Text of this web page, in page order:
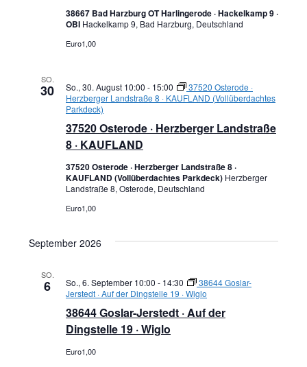
38667 Bad Harzburg OT Harlingerode · Hackelkamp 9 ·
OBI Hackelkamp 9, Bad Harzburg, Deutschland
Euro1,00
SO.
30
37520 Osterode · Herzberger Landstraße
8 · KAUFLAND
So., 30. August 10:00 - 15:00
37520 Osterode ·
Herzberger Landstraße 8 · KAUFLAND (Vollüberdachtes
Parkdeck)
37520 Osterode · Herzberger Landstraße 8 ·
KAUFLAND (Vollüberdachtes Parkdeck) Herzberger
Landstraße 8, Osterode, Deutschland
Euro1,00
September 2026
SO.
6
38644 Goslar-Jerstedt · Auf der
Dingstelle 19 · Wiglo
So., 6. September 10:00 - 14:30
38644 Goslar-
Jerstedt · Auf der Dingstelle 19 · Wiglo
Euro1,00